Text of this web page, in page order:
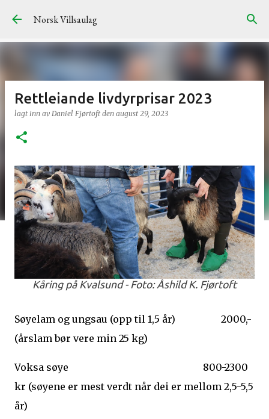
Norsk Villsaulag
Rettleiande livdyrprisar 2023
lagt inn av Daniel Fjørtoft den august 29, 2023
Kåring på Kvalsund - Foto: Åshild K. Fjørtoft
Søyelam og ungsau (opp til 1,5 år) 2000,-
(årslam bør vere min 25 kg)
Voksa søye 800-2300
kr (søyene er mest verdt når dei er mellom 2,5-5,5
år)